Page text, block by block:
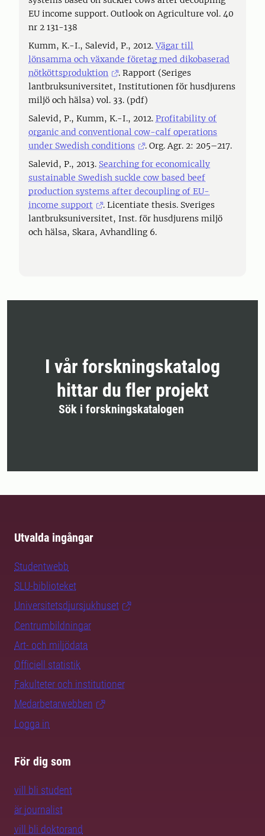
EU income support. Outlook on Agriculture vol. 40
nr 2 131-138
Kumm, K.-I., Salevid, P., 2012.Vägar till
lönsamma och växande företag med dikobaserad
nötköttsproduktion
. Rapport (Seriges
lantbruksuniversitet, Institutionen för husdjurens
miljö och hälsa) vol. 33. (pdf)
Salevid, P., Kumm, K.-I., 2012. Profitability of
organic and conventional cow-calf operations
under Swedish conditions
. Org. Agr. 2: 205–217.
Salevid, P., 2013. Searching for economically
sustainable Swedish suckle cow based beef
production systems after decoupling of EU-
income support
. Licentiate thesis. Sveriges
lantbruksuniversitet, Inst. för husdjurens miljö
och hälsa, Skara, Avhandling 6.
I vår forskningskatalog
hittar du fler projekt
Sök i forskningskatalogen
Utvalda ingångar
Studentwebb
SLU-biblioteket
Universitetsdjursjukhuset
Centrumbildningar
Art- och miljödata
Officiell statistik
Fakulteter och institutioner
Medarbetarwebben
Logga in
För dig som
vill bli student
är journalist
vill bli doktorand